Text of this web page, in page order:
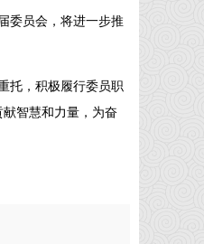
委员会，将进一步推
托，积极履行委员职
智慧和力量，为奋